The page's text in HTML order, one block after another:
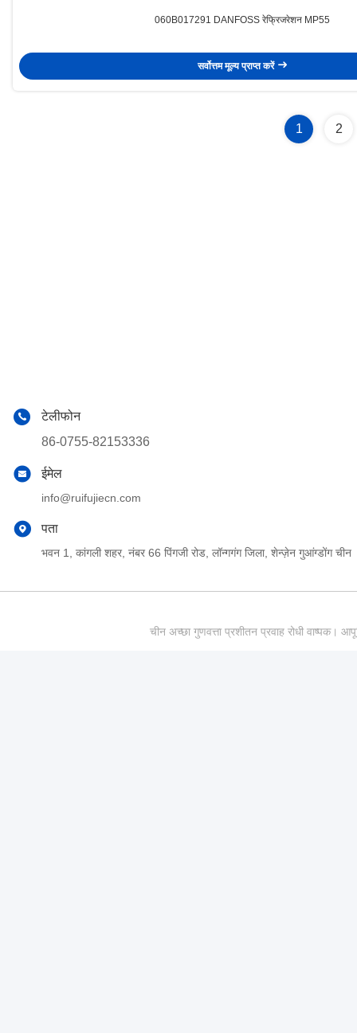
060B017291 DANFOSS रेफ्रिजरेशन MP55
सर्वोत्तम मूल्य प्राप्त करें
1 2
टेलीफोन
86-0755-82153336
ईमेल
info@ruifujiecn.com
पता
भवन 1, कांगली शहर, नंबर 66 पिंगजी रोड, लॉन्गगंग जिला, शेन्ज़ेन गुआंग्डोंग चीन
चीन अच्छा गुणवत्ता प्रशीतन प्रवाह रोधी